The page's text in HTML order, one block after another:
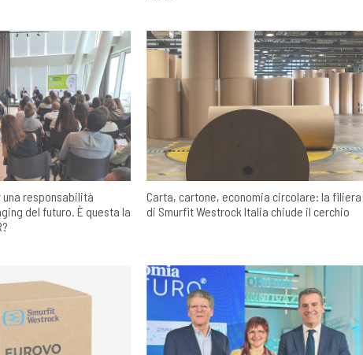
responsabilità
del futuro. È questa la
Carta, cartone, economia circolare: la filiera
di Smurfit Westrock Italia chiude il cerchio